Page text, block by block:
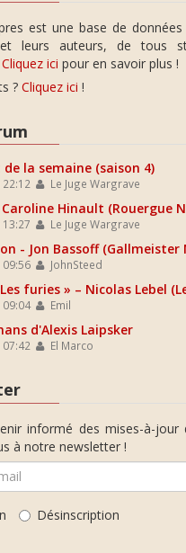
est une base de
leurs auteurs, de tous
Cliquez ici pour en savoir plus !
? Cliquez ici !
la semaine (saison 4)
Le Juge Wargrave
Hinault (Rouergue
Le Juge Wargrave
- Jon Bassoff (Gallmeister
09:56 JohnSteed
furies » – Nicolas Lebel
09:04 Emil
d'Alexis Laipsker
El Marco
informé des mises-à-jour
à notre newsletter !
Désinscription